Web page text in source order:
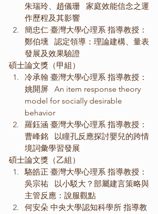
朱瑞玲、趙儀珊   家庭效能信念之運
作歷程及其影響
簡忠仁 臺灣大學心理系 指導教授：
鄭伯壎   認定領導：理論建構、量表
發展及效果驗證
碩士論文獎（甲組）
冷承翰 臺灣大學心理系 指導教授：
姚開屏   An item response theory
model for socially desirable
behavior
羅鈺涵 臺灣大學心理系 指導教授：
曹峰銘   以瞳孔反應探討嬰兒的跨情
境詞彙學習發展
碩士論文獎（乙組）
駱皓正 臺灣大學心理系 指導教授：
吳宗祐   以小駁大？部屬建言策略與
主管反應：說服觀點
何安朵 中央大學認知科學所 指導教